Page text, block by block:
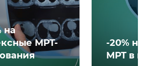
на
МРТ-
-20% на
МРТ в